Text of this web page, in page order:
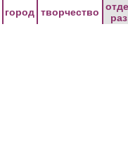
город творчество